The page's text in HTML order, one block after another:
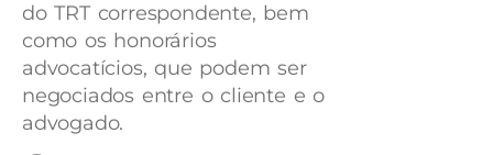
do TRT correspondente, bem
como os honorários
advocatícios, que podem ser
negociados entre o cliente e o
advogado.